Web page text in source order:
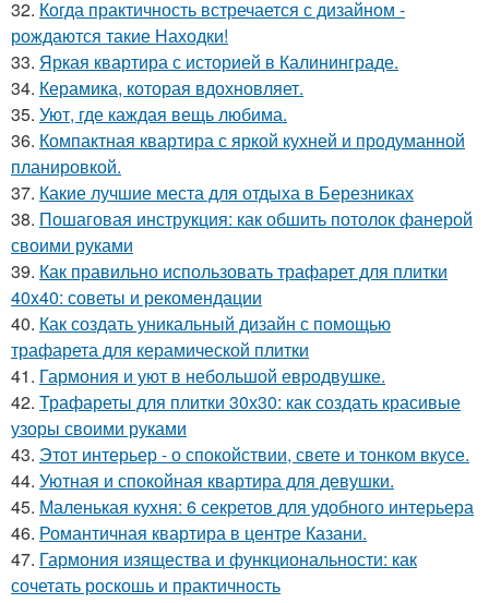
32. Когда практичность встречается с дизайном -
рождаются такие Находки!
33. Яркая квартира с историей в Калининграде.
34. Керамика, которая вдохновляет.
35. Уют, где каждая вещь любима.
36. Компактная квартира с яркой кухней и продуманной
планировкой.
37. Какие лучшие места для отдыха в Березниках
38. Пошаговая инструкция: как обшить потолок фанерой
своими руками
39. Как правильно использовать трафарет для плитки
40x40: советы и рекомендации
40. Как создать уникальный дизайн с помощью
трафарета для керамической плитки
41. Гармония и уют в небольшой евродвушке.
42. Трафареты для плитки 30х30: как создать красивые
узоры своими руками
43. Этот интерьер - о спокойствии, свете и тонком вкусе.
44. Уютная и спокойная квартира для девушки.
45. Маленькая кухня: 6 секретов для удобного интерьера
46. Романтичная квартира в центре Казани.
47. Гармония изящества и функциональности: как
сочетать роскошь и практичность